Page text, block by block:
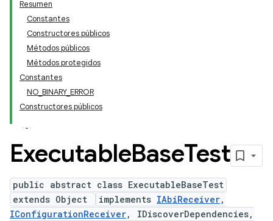
Resumen
Constantes
Constructores públicos
Métodos públicos
Métodos protegidos
Constantes
NO_BINARY_ERROR
Constructores públicos
ExecutableBaseTest
public abstract class ExecutableBaseTest
extends Object
implements IAbiReceiver,
IConfigurationReceiver, IDiscoverDependencies,